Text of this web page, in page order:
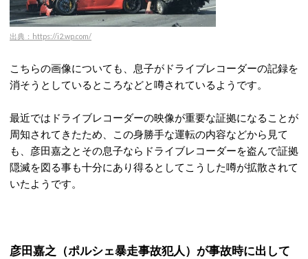
出典：https://i2.wp.com/
こちらの画像についても、息子がドライブレコーダーの記録を
消そうとしているところなどと噂されているようです。
最近ではドライブレコーダーの映像が重要な証拠になることが
周知されてきたため、この身勝手な運転の内容などから見て
も、彦田嘉之とその息子ならドライブレコーダーを盗んで証拠
隠滅を図る事も十分にあり得るとしてこうした噂が拡散されて
いたようです。
彦田嘉之（ポルシェ暴走事故犯人）が事故時に出して